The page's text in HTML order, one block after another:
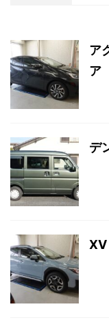
ア
ア
デ
XV